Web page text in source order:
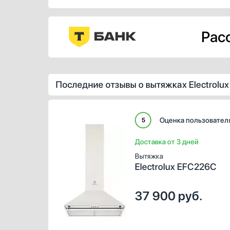
Последние отзывы о вытяжках Electrolux
5 Оценка
Доставка от 3 дней
Вытяжка
Electrolux EFC226C
37 900 руб.